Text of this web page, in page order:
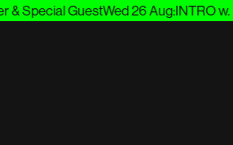
Special GuestWed 26 Aug:INTRO w.